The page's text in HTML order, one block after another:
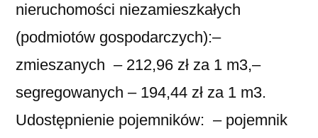
nieruchomości niezamieszkałych
(podmiotów gospodarczych):–
zmieszanych – 212,96 zł za 1 m3,–
segregowanych – 194,44 zł za 1 m3.
Udostępnienie pojemników: – pojemnik